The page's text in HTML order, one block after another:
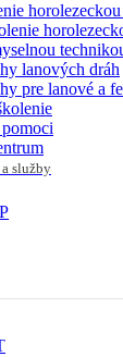
lanových dráh
pre lanové a
služby